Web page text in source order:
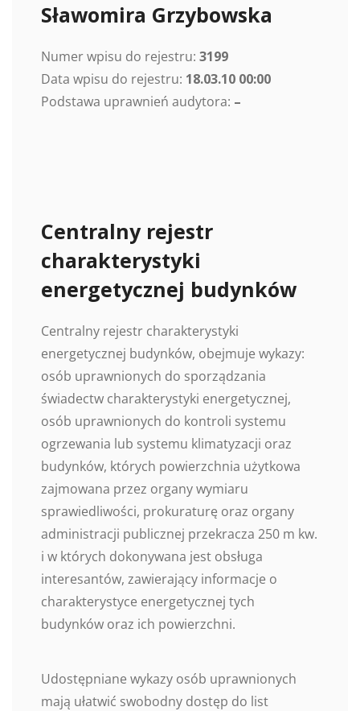
Sławomira Grzybowska
Numer wpisu do rejestru: 3199
Data wpisu do rejestru: 18.03.10 00:00
Podstawa uprawnień audytora: –
Centralny rejestr
charakterystyki
energetycznej budynków
Centralny rejestr charakterystyki
energetycznej budynków, obejmuje wykazy:
osób uprawnionych do sporządzania
świadectw charakterystyki energetycznej,
osób uprawnionych do kontroli systemu
ogrzewania lub systemu klimatyzacji oraz
budynków, których powierzchnia użytkowa
zajmowana przez organy wymiaru
sprawiedliwości, prokuraturę oraz organy
administracji publicznej przekracza 250 m kw.
i w których dokonywana jest obsługa
interesantów, zawierający informacje o
charakterystyce energetycznej tych
budynków oraz ich powierzchni.
Udostępniane wykazy osób uprawnionych
mają ułatwić swobodny dostęp do list